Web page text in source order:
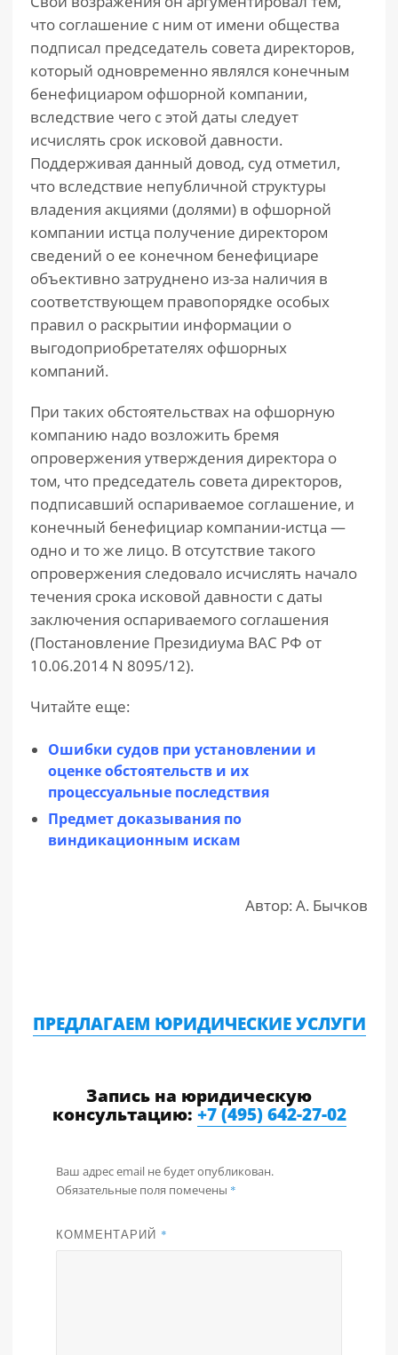
что соглашение с ним от имени общества
подписал председатель совета директоров,
который одновременно являлся конечным
бенефициаром офшорной компании,
вследствие чего с этой даты следует
исчислять срок исковой давности.
Поддерживая данный довод, суд отметил,
что вследствие непубличной структуры
владения акциями (долями) в офшорной
компании истца получение директором
сведений о ее конечном бенефициаре
объективно затруднено из-за наличия в
соответствующем правопорядке особых
правил о раскрытии информации о
выгодоприобретателях офшорных
компаний.
При таких обстоятельствах на офшорную
компанию надо возложить бремя
опровержения утверждения директора о
том, что председатель совета директоров,
подписавший оспариваемое соглашение, и
конечный бенефициар компании-истца —
одно и то же лицо. В отсутствие такого
опровержения следовало исчислять начало
течения срока исковой давности с даты
заключения оспариваемого соглашения
(Постановление Президиума ВАС РФ от
10.06.2014 N 8095/12).
Читайте еще:
Ошибки судов при установлении и
оценке обстоятельств и их
процессуальные последствия
Предмет доказывания по
виндикационным искам
Автор: А. Бычков
ПРЕДЛАГАЕМ ЮРИДИЧЕСКИЕ УСЛУГИ
Запись на юридическую
консультацию: +7 (495) 642-27-02
Ваш адрес email не будет опубликован.
Обязательные поля помечены *
КОММЕНТАРИЙ *